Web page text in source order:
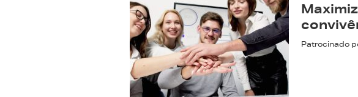
Patrocinado